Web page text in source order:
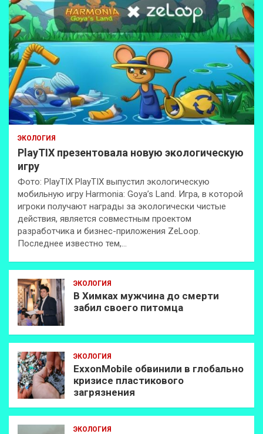
ЭКОЛОГИЯ
PlayTIX презентовала новую экологическую
игру
Фото: PlayTIX PlayTIX выпустил экологическую
мобильную игру Harmonia: Goya’s Land. Игра, в которой
игроки получают награды за экологически чистые
действия, является совместным проектом
разработчика и бизнес-приложения ZeLoop.
Последнее известно тем,…
ЭКОЛОГИЯ
В Химках мужчина до смерти
забил своего питомца
ЭКОЛОГИЯ
ExxonMobilе обвинили в глобально
кризисе пластикового
загрязнения
ЭКОЛОГИЯ